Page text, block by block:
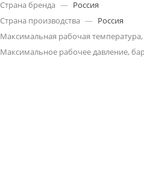
Страна бренда — Россия
Страна производства — Россия
Максимальная рабочая
Максимальное рабочее давление,